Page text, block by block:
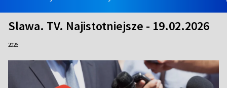
Slawa. TV. Najistotniejsze - 19.02.2026
2026